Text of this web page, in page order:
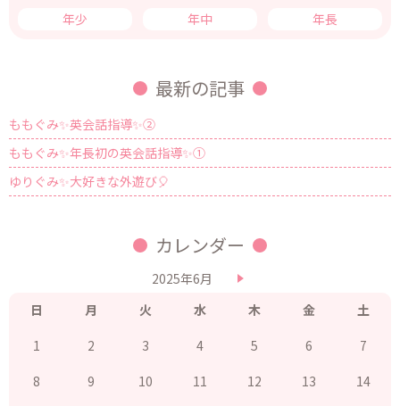
年少
年中 年長
最新の記事
ももぐみ✨英会話指導✨②
ももぐみ✨年長初の英会話指導✨①
ゆりぐみ✨大好きな外遊び🎈
カレンダー
2025年6月
日
月 火 水 木 金
土
1
2 3 4 5 6
7
8
9 10 11 12 13
14